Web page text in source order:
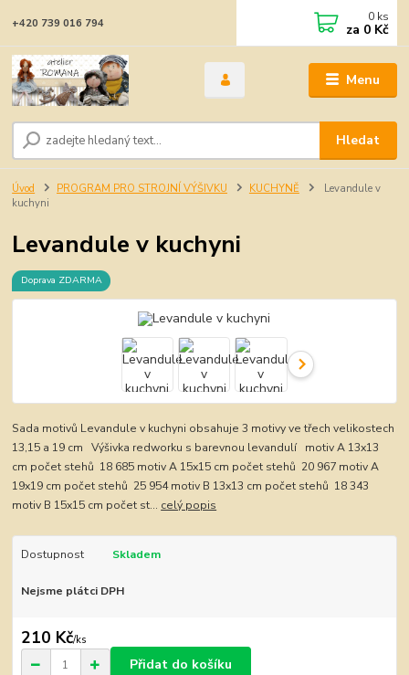
Menu
Hledat
+420 739 016 794 0 ks
za 0 Kč
Úvod PROGRAM PRO STROJNÍ VÝŠIVKU KUCHYNĚ
Levandule v
kuchyni
Levandule v kuchyni
Doprava ZDARMA
Sada motivů Levandule v kuchyni obsahuje 3 motivy ve třech velikostech
13,15 a 19 cm Výšivka redworku s barevnou levandulí motiv A 13x13
cm počet stehů 18 685 motiv A 15x15 cm počet stehů 20 967 motiv A
19x19 cm počet stehů 25 954 motiv B 13x13 cm počet stehů 18 343
motiv B 15x15 cm počet st... celý popis
Dostupnost Skladem
Nejsme plátci DPH
210 Kč/ks
Přidat do košíku